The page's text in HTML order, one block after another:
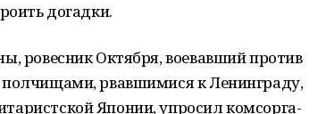
догадки.
ровесник Октября, воевавший против
полчищами, рвавшимися к Ленинграду,
Японии, упросил комсорга-